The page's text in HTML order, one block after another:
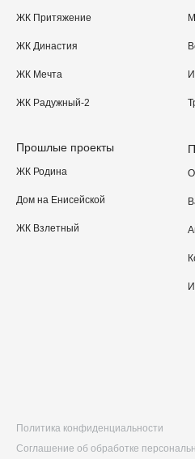
ЖК Притяжение
ЖК Династия
ЖК Мечта
ЖК Радужный-2
Прошлые проекты
ЖК Родина
Дом на Енисейской
ЖК Взлетный
О
Политика конфиденциальности
Соглашение об обработке